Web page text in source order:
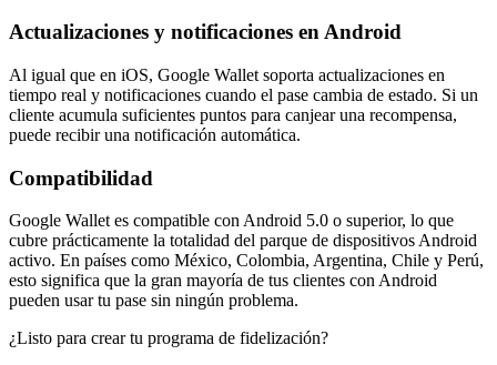
Actualizaciones y notificaciones en Android
Al igual que en iOS, Google Wallet soporta actualizaciones en
tiempo real y notificaciones cuando el pase cambia de estado. Si un
cliente acumula suficientes puntos para canjear una recompensa,
puede recibir una notificación automática.
Compatibilidad
Google Wallet es compatible con Android 5.0 o superior, lo que
cubre prácticamente la totalidad del parque de dispositivos Android
activo. En países como México, Colombia, Argentina, Chile y Perú,
esto significa que la gran mayoría de tus clientes con Android
pueden usar tu pase sin ningún problema.
¿Listo para crear tu programa de fidelización?